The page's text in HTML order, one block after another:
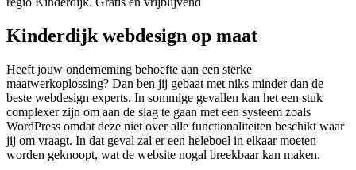
Kinderdijk webdesign op maat
Heeft jouw onderneming behoefte aan een sterke
maatwerkoplossing? Dan ben jij gebaat met niks minder dan de
beste webdesign experts. In sommige gevallen kan het een stuk
complexer zijn om aan de slag te gaan met een systeem zoals
WordPress omdat deze niet over alle functionaliteiten beschikt waar
jij om vraagt. In dat geval zal er een heleboel in elkaar moeten
worden geknoopt, wat de website nogal breekbaar kan maken.